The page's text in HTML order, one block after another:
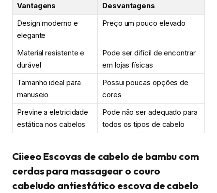
Vantagens
Desvantagens
Design moderno e
elegante
Preço um pouco elevado
Material resistente e
durável
Pode ser difícil de encontrar
em lojas físicas
Tamanho ideal para
manuseio
Possui poucas opções de
cores
Previne a eletricidade
estática nos cabelos
Pode não ser adequado para
todos os tipos de cabelo
Ciieeo Escovas de cabelo de bambu com
cerdas para massagear o couro
cabeludo antiestático escova de cabelo